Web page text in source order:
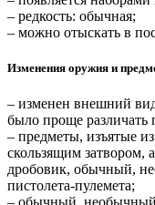
– редкость: обычная;
– можно отыскать в
Изменения оружия и
– изменен внешний
было проще
– предметы, изъятые
скользящим затвором,
дробовик, обычный,
пистолета-пулемета;